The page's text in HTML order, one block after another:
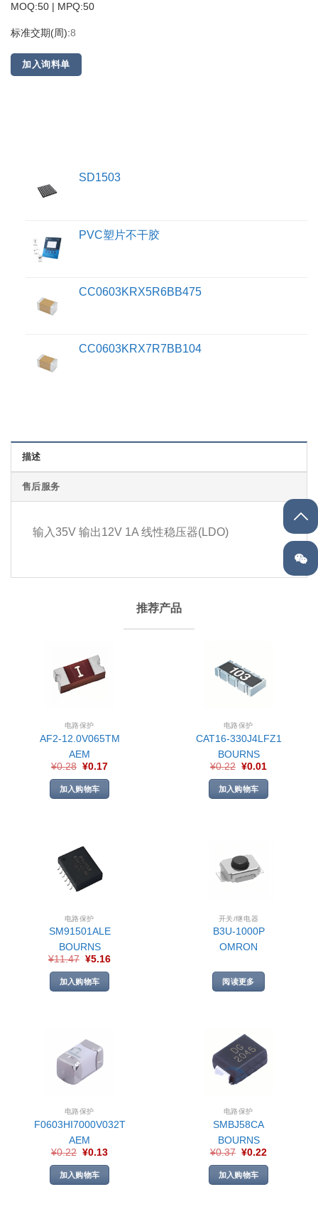
MOQ:50 | MPQ:50
标准交期(周):8
加入询料单
SD1503
PVC塑片不干胶
CC0603KRX5R6BB475
CC0603KRX7R7BB104
描述
售后服务
输入35V 输出12V 1A 线性稳压器(LDO)
推荐产品
电路保护
AF2-12.0V065TM
AEM
¥0.28 ¥0.17
加入购物车
电路保护
CAT16-330J4LFZ1
BOURNS
¥0.22 ¥0.01
加入购物车
电路保护
SM91501ALE
BOURNS
¥11.47 ¥5.16
加入购物车
开关/继电器
B3U-1000P
OMRON
阅读更多
电路保护
F0603HI7000V032T
AEM
¥0.22 ¥0.13
加入购物车
电路保护
SMBJ58CA
BOURNS
¥0.37 ¥0.22
加入购物车